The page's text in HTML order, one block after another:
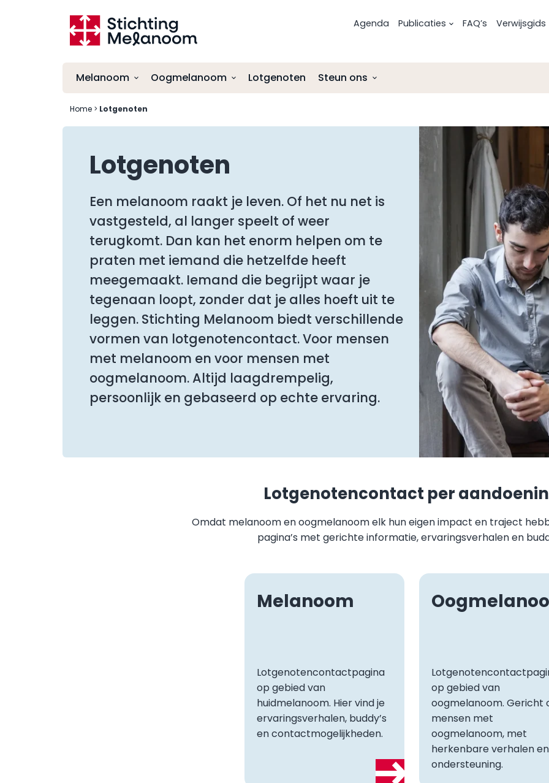
Agenda Publicaties FAQ’s Verwijsgids
Melanoom
Wat is een melanoom?
Diagnose
Follow Up
Onderzoek en ontwikkelingen
Leven met na
Oogmelanoom
Wat is oogmelanoom?
oogmelanoom
Behandeling van oogmelanoom
Controle en nazorg
Onderzoek en ontwikkelingen
Lotgenoten Steun ons
Donateur (lid) worden
Vrijwilligerswerk
ANBI-status Stichting Melanoom
Home > Lotgenoten
Lotgenoten
Een melanoom raakt je leven. Of het nu net is
vastgesteld, al langer speelt of weer
terugkomt. Dan kan het enorm helpen om te
praten met iemand die hetzelfde heeft
meegemaakt. Iemand die begrijpt waar je
tegenaan loopt, zonder dat je alles hoeft uit te
leggen. Stichting Melanoom biedt verschillende
vormen van lotgenotencontact. Voor mensen
met melanoom en voor mensen met
oogmelanoom. Altijd laagdrempelig,
persoonlijk en gebaseerd op echte ervaring.
Lotgenotencontact per
Omdat melanoom en oogmelanoom elk hun eigen impact en traject
pagina’s met gerichte informatie, ervaringsverhalen en
Melanoom
Lotgenotencontactpagina
op gebied van
huidmelanoom. Hier vind je
ervaringsverhalen, buddy’s
en contactmogelijkheden.
op gebied van
oogmelanoom. Gericht
mensen met
oogmelanoom, met
herkenbare verhalen en
ondersteuning.